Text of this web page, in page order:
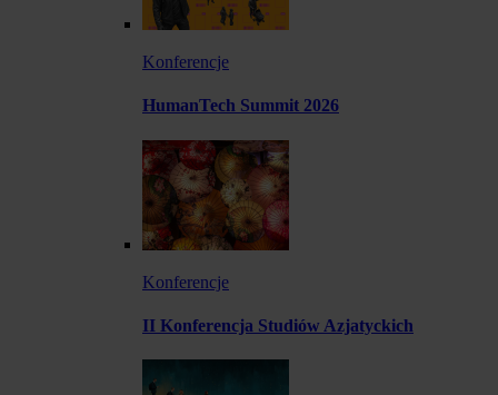
Konferencje
HumanTech Summit 2026
Konferencje
II Konferencja Studiów Azjatyckich